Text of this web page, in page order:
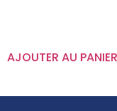
AJOUTER AU PANIER